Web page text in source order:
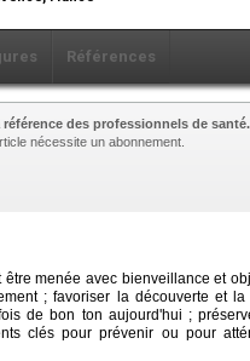
Références
des professionnels de santé.
nécessite un abonnement.
menée avec bienveillance et
; favoriser la découverte et
de bon ton aujourd'hui ;
clés pour prévenir ou pour